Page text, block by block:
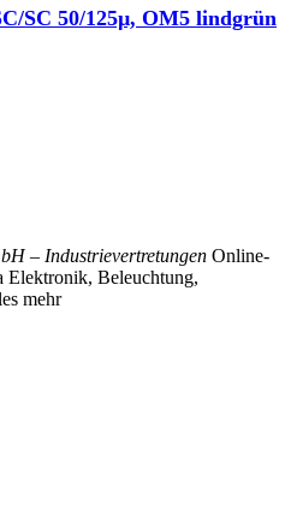
SC 50/125µ, OM5 lindgrün
– Industrievertretungen Online-
Elektronik, Beleuchtung,
mehr